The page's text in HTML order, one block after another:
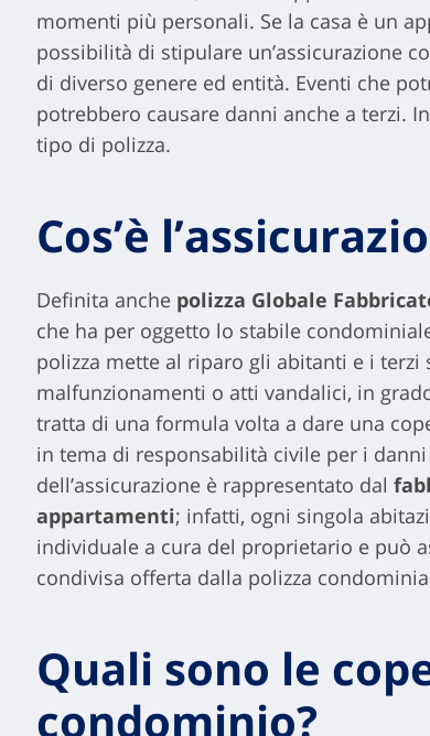
momenti più personali. Se la casa è un
possibilità di stipulare un’assicurazione
di diverso genere ed entità. Eventi che
potrebbero causare danni anche a terzi.
tipo di polizza.
Cos’è
Definita anche polizza Globale
che ha per oggetto lo stabile
polizza mette al riparo gli abitanti e i
malfunzionamenti o atti vandalici, in
tratta di una formula volta a dare una
in tema di responsabilità civile per i
dell’assicurazione è rappresentato dal
appartamenti; infatti, ogni singola
individuale a cura del proprietario e può
condivisa offerta dalla polizza
Quali sono le
condominio?